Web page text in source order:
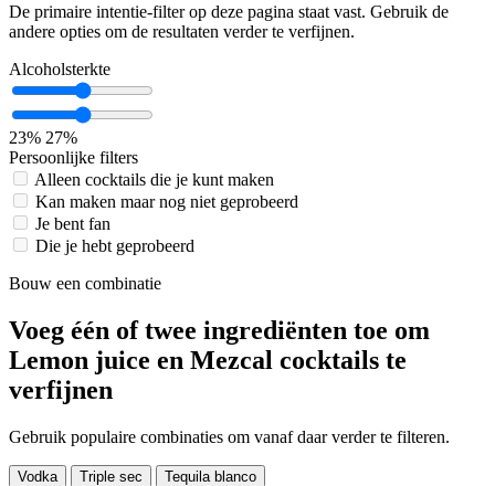
De primaire intentie-filter op deze pagina staat vast. Gebruik de
andere opties om de resultaten verder te verfijnen.
Alcoholsterkte
23% 27%
Persoonlijke filters
Alleen cocktails die je kunt maken
Kan maken maar nog niet geprobeerd
Je bent fan
Die je hebt geprobeerd
Bouw een combinatie
Voeg één of twee ingrediënten toe om
Lemon juice en Mezcal cocktails te
verfijnen
Gebruik populaire combinaties om vanaf daar verder te filteren.
Vodka Triple sec Tequila blanco